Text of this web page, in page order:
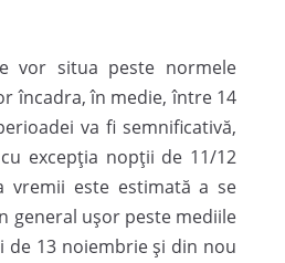
vor situa peste normele
încadra, în medie, între 14
va fi semnificativă,
excepția nopții de 11/12
vremii este estimată a se
general ușor peste mediile
13 noiembrie și din nou